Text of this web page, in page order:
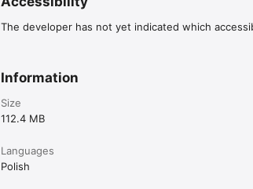
The developer has not yet indicated which
Information
Size
112.4 MB
Languages
Polish